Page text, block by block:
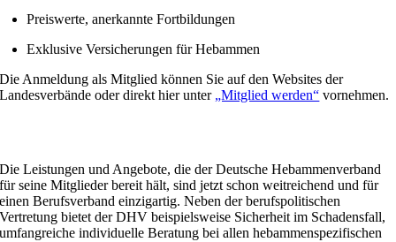
Preiswerte, anerkannte Fortbildungen
Exklusive Versicherungen für Hebammen
Die Anmeldung als Mitglied können Sie auf den Websites der
Landesverbände oder direkt hier unter „Mitglied werden“ vornehmen.
Die Leistungen und Angebote, die der Deutsche Hebammenverband
für seine Mitglieder bereit hält, sind jetzt schon weitreichend und für
einen Berufsverband einzigartig. Neben der berufspolitischen
Vertretung bietet der DHV beispielsweise Sicherheit im Schadensfall,
umfangreiche individuelle Beratung bei allen hebammenspezifischen